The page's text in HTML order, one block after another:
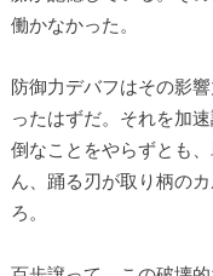
働かなかった。
防御力デバフはその影
ったはずだ。それを加
倒なことをやらずとも
ん、踊る刃が取り柄の
ろ。